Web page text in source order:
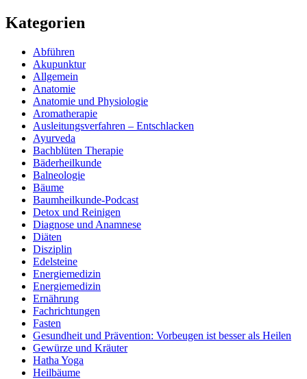
Kategorien
Abführen
Akupunktur
Allgemein
Anatomie
Anatomie und Physiologie
Aromatherapie
Ausleitungsverfahren – Entschlacken
Ayurveda
Bachblüten Therapie
Bäderheilkunde
Balneologie
Bäume
Baumheilkunde-Podcast
Detox und Reinigen
Diagnose und Anamnese
Diäten
Disziplin
Edelsteine
Energiemedizin
Energiemedizin
Ernährung
Fachrichtungen
Fasten
Gesundheit und Prävention: Vorbeugen ist besser als Heilen
Gewürze und Kräuter
Hatha Yoga
Heilbäume